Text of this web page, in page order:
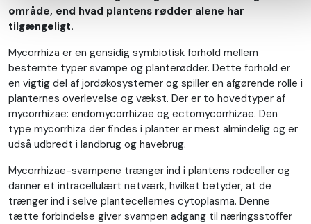
område, end hvad plantens rødder alene har
tilgængeligt.
Mycorrhiza er en gensidig symbiotisk forhold mellem
bestemte typer svampe og planterødder. Dette forhold er
en vigtig del af jordøkosystemer og spiller en afgørende rolle i
planternes overlevelse og vækst. Der er to hovedtyper af
mycorrhizae: endomycorrhizae og ectomycorrhizae. Den
type mycorrhiza der findes i planter er mest almindelig og er
udså udbredt i landbrug og havebrug.
Mycorrhizae-svampene trænger ind i plantens rodceller og
danner et intracellulært netværk, hvilket betyder, at de
trænger ind i selve plantecellernes cytoplasma. Denne
tætte forbindelse giver svampen adgang til næringsstoffer